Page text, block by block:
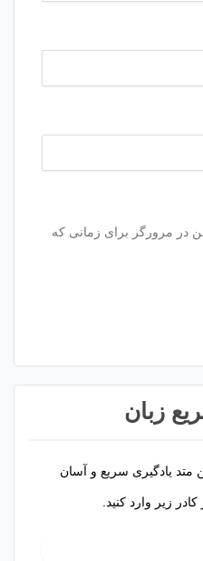
در مرورگر برای زمانی که
زبان
متد یادگیری سریع و آسان
زیر وارد کنید.